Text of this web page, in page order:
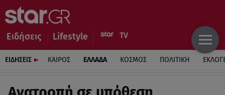
Ειδήσεις Lifestyle
ΕΙΔΗΣΕΙΣ ΚΑΙΡΟΣ ΕΛΛΑΔΑ ΚΟΣΜΟΣ ΠΟΛΙΤΙΚΗ